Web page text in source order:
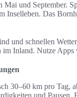
und September.
Inselleben. Das
und schnellen
im Inland. Nutze
30–60 km pro Tag,
und